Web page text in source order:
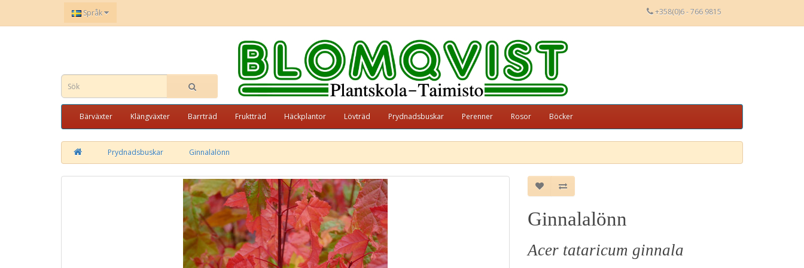
Språk +358(0)6 - 766 9815
Bärväxter Klängväxter Barrträd Fruktträd Häckplantor Lövträd Prydnadsbuskar Perenner Rosor Böcker
Prydnadsbuskar Ginnalalönn
Ginnalalönn
Acer tataricum ginnala